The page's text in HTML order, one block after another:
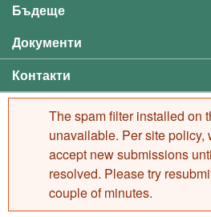
Бъдеще
Документи
Контакти
Error message
The spam filter installed on
unavailable. Per site policy,
accept new submissions
resolved. Please try
couple of minutes.